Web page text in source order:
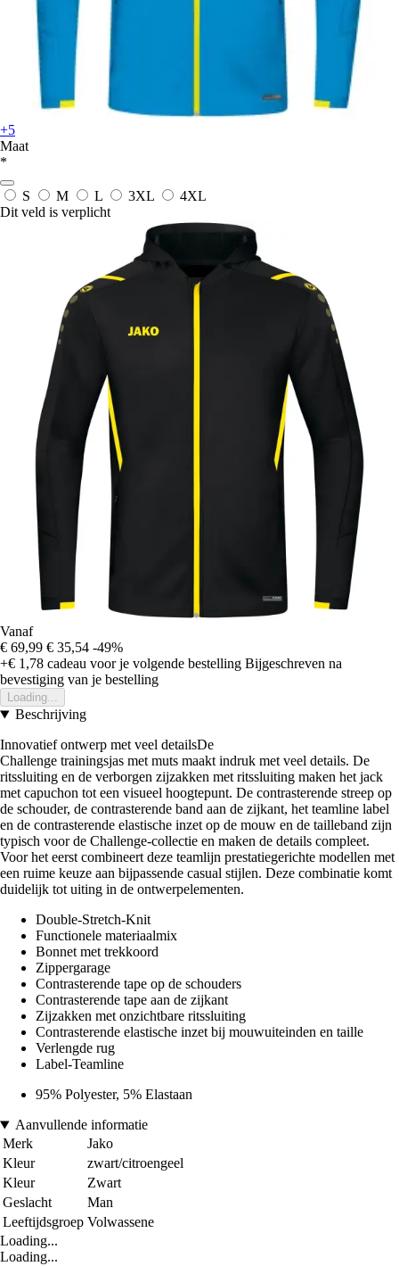
+5
Maat
*
S M L 3XL
4XL
Dit veld is verplicht
Vanaf
€ 69,99 € 35,54 -49%
+€ 1,78 cadeau voor je volgende bestelling Bijgeschreven na
bevestiging van je bestelling
Loading...
Beschrijving
Innovatief ontwerp met veel detailsDe
Challenge trainingsjas met muts maakt indruk met veel details. De
ritssluiting en de verborgen zijzakken met ritssluiting maken het jack
met capuchon tot een visueel hoogtepunt. De contrasterende streep op
de schouder, de contrasterende band aan de zijkant, het teamline label
en de contrasterende elastische inzet op de mouw en de tailleband zijn
typisch voor de Challenge-collectie en maken de details compleet.
Voor het eerst combineert deze teamlijn prestatiegerichte modellen met
een ruime keuze aan bijpassende casual stijlen. Deze combinatie komt
duidelijk tot uiting in de ontwerpelementen.
Double-Stretch-Knit
Functionele materiaalmix
Bonnet met trekkoord
Zippergarage
Contrasterende tape op de schouders
Contrasterende tape aan de zijkant
Zijzakken met onzichtbare ritssluiting
Contrasterende elastische inzet bij mouwuiteinden en taille
Verlengde rug
Label-Teamline
95% Polyester, 5% Elastaan
Aanvullende informatie
Merk
Jako
Kleur
zwart/citroengeel
Kleur
Zwart
Geslacht
Man
Leeftijdsgroep Volwassene
Loading...
Loading...